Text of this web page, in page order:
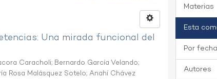
Una mirada funcional del
Caracholi; Bernardo García Velando;
Rosa Malásquez Sotelo;Anahí Chávez
Materias
Esta
Por
Autores